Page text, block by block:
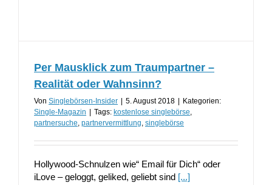
Per Mausklick zum Traumpartner –
Realität oder Wahnsinn?
Von Singlebörsen-Insider 5. August 2018
Kategorien:
Single-Magazin
Tags: kostenlose singlebörse,
partnersuche, partnervermittlung, singlebörse
Hollywood-Schnulzen wie“ Email für Dich“ oder
iLove – geloggt, geliked, geliebt sind [...]